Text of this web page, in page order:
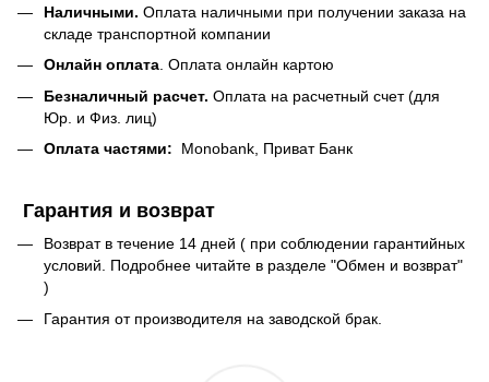
Наличными. Оплата наличными при получении заказа на
складе транспортной компании
Онлайн оплата . Оплата онлайн картою
Безналичный расчет. Оплата на расчетный счет (для
Юр. и Физ. лиц)
Оплата частями: Monobank, Приват Банк
Гарантия и возврат
Возврат в течение 14 дней ( при соблюдении гарантийных
условий. Подробнее читайте в разделе "Обмен и возврат"
)
Гарантия от производителя на заводской брак.